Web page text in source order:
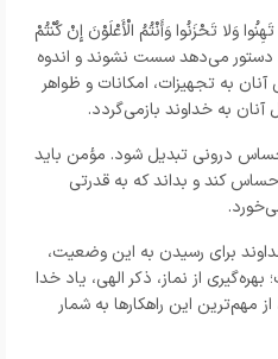
وَلا تَحْزَنُوا وَأَنْتُمُ الْأَعْلَوْنَ إِنْ کُنْتُمْ
دستور می‌دهد سست نشوند و اندوه
آنان به تجهیزات، امکانات و ظواهر
به خداوند بازمی‌گردد.
درونی تبدیل شود. مؤمن باید
کند و بداند که به قدرتی
برای رسیدن به این وضعیت،
از نماز، ذکر الهی، یاد خدا
مهم‌ترین این راهکارها به شمار